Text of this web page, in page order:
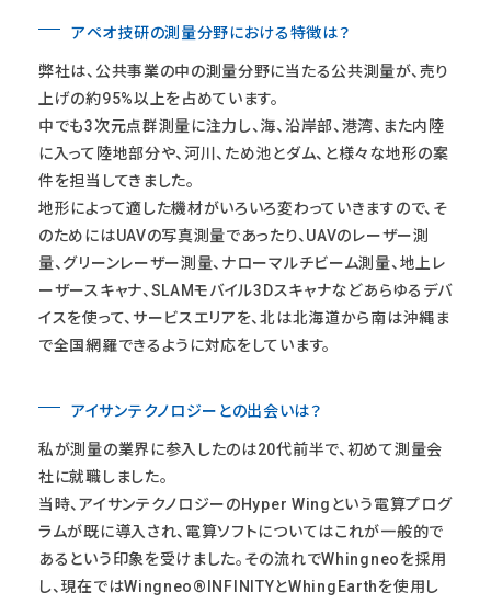
アペオ技研の測量分野における特徴は？
弊社は、公共事業の中の測量分野に当たる公共測量が、売り
上げの約95%以上を占めています。
中でも3次元点群測量に注力し、海、沿岸部、港湾、また内陸
に入って陸地部分や、河川、ため池とダム、と様々な地形の案
件を担当してきました。
地形によって適した機材がいろいろ変わっていきますので、そ
のためにはUAVの写真測量であったり、UAVのレーザー測
量、グリーンレーザー測量、ナローマルチビーム測量、地上レ
ーザースキャナ、SLAMモバイル3Dスキャナなどあらゆるデバ
イスを使って、サービスエリアを、北は北海道から南は沖縄ま
で全国網羅できるように対応をしています。
アイサンテクノロジーとの出会いは？
私が測量の業界に参入したのは20代前半で、初めて測量会
社に就職しました。
当時、アイサンテクノロジーのHyper Wingという電算プログ
ラムが既に導入され、電算ソフトについてはこれが一般的で
あるという印象を受けました。その流れでWhingneoを採用
し、現在ではWingneo®INFINITYとWhingEarthを使用し